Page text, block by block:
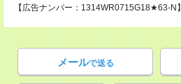
【広告ナンバー：1314WR0715G18★63-N】
メールで送る